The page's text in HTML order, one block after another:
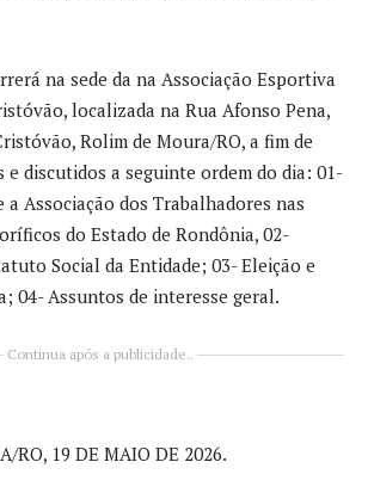
na sede da na Associação Esportiva
localizada na Rua Afonso Pena,
Rolim de Moura/RO, a fim de
e discutidos a seguinte ordem do dia: 01-
a Associação dos Trabalhadores nas
do Estado de Rondônia, 02-
Social da Entidade; 03- Eleição e
04- Assuntos de interesse geral.
Continua após a publicidade..
RO, 19 DE MAIO DE 2026.